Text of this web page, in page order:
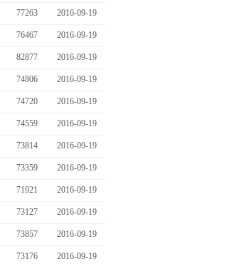
77263 2016-09-19
76467 2016-09-19
82877 2016-09-19
74806 2016-09-19
74720 2016-09-19
74559 2016-09-19
73814 2016-09-19
73359 2016-09-19
71921 2016-09-19
73127 2016-09-19
73857 2016-09-19
73176 2016-09-19